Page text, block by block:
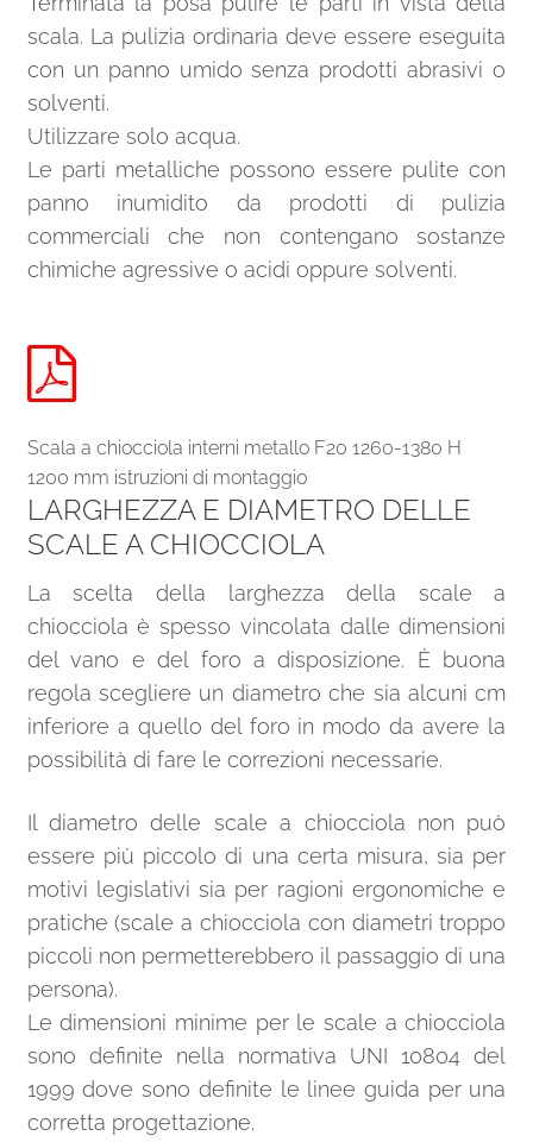
scala. La pulizia ordinaria deve essere eseguita
con un panno umido senza prodotti abrasivi o
solventi.
Utilizzare solo acqua.
Le parti metalliche possono essere pulite con
panno inumidito da prodotti di pulizia
commerciali che non contengano sostanze
chimiche agressive o acidi oppure solventi.
Scala a chiocciola interni metallo F20 1260-1380 H
1200 mm istruzioni di montaggio
LARGHEZZA E DIAMETRO DELLE
SCALE A CHIOCCIOLA
La scelta della larghezza della scale a
chiocciola è spesso vincolata dalle dimensioni
del vano e del foro a disposizione. È buona
regola scegliere un diametro che sia alcuni cm
inferiore a quello del foro in modo da avere la
possibilità di fare le correzioni necessarie.
Il diametro delle scale a chiocciola non può
essere più piccolo di una certa misura, sia per
motivi legislativi sia per ragioni ergonomiche e
pratiche (scale a chiocciola con diametri troppo
piccoli non permetterebbero il passaggio di una
persona).
Le dimensioni minime per le scale a chiocciola
sono definite nella normativa UNI 10804 del
1999 dove sono definite le linee guida per una
corretta progettazione.